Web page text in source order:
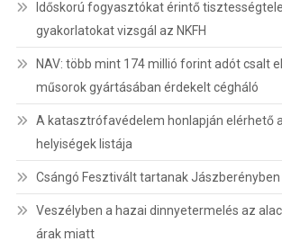
Időskorú fogyasztókat érintő
gyakorlatokat vizsgál az NKFH
NAV: több mint 174 millió forint adót csalt
műsorok gyártásában érdekelt cégháló
A katasztrófavédelem honlapján elérhető
helyiségek listája
Csángó Fesztivált tartanak Jászberényben
Veszélyben a hazai dinnyetermelés az
árak miatt